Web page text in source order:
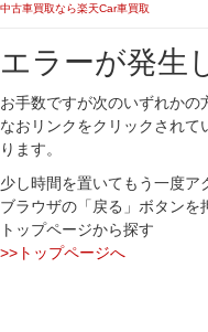
中古車買取なら楽天Car車買取
エラーが発生
お手数ですが次のいずれかの
なおリンクをクリックされて
ります。
少し時間を置いてもう一度ア
ブラウザの「戻る」ボタンを
トップページから探す
>>トップページへ